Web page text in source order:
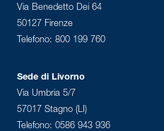
Via Benedetto Dei 64
50127 Firenze
Telefono: 800 199 760
Sede di Livorno
Via Umbria 5/7
57017 Stagno (LI)
Telefono: 0586 943 936